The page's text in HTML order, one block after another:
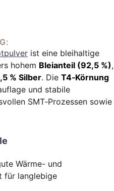
ist eine bleihaltige
hohem Bleianteil (92,5 %),
% Silber. Die T4‑Körnung
und stabile
SMT‑Prozessen sowie
Wärme- und
für langlebige